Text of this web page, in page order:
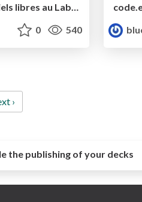
Sur la production de logiciels libres au Laboratoire d’Informatique Gaspard-Monge (LIGM) : ce que nous avons appris
0 540
›
the publishing of your decks